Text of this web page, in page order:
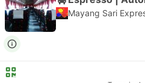
Mayang Sari